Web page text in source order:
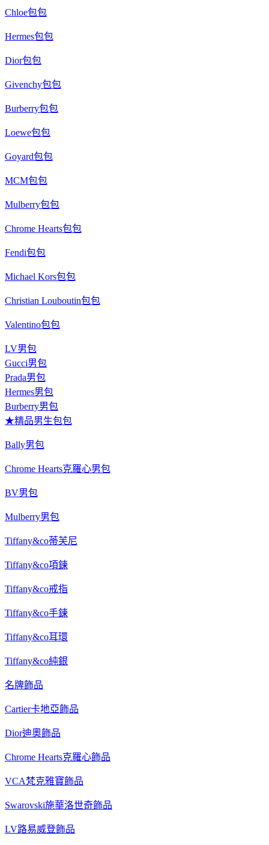
Chloe包包
Hermes包包
Dior包包
Givenchy包包
Burberry包包
Loewe包包
Goyard包包
MCM包包
Mulberry包包
Chrome Hearts包包
Fendi包包
Michael Kors包包
Christian Louboutin包包
Valentino包包
LV男包
Gucci男包
Prada男包
Hermes男包
Burberry男包
★精品男生包包
Bally男包
Chrome Hearts克羅心男包
BV男包
Mulberry男包
Tiffany&co蒂芙尼
Tiffany&co項鍊
Tiffany&co戒指
Tiffany&co手鍊
Tiffany&co耳環
Tiffany&co純銀
名牌飾品
Cartier卡地亞飾品
Dior迪奧飾品
Chrome Hearts克羅心飾品
VCA梵克雅寶飾品
Swarovski施華洛世奇飾品
LV路易威登飾品